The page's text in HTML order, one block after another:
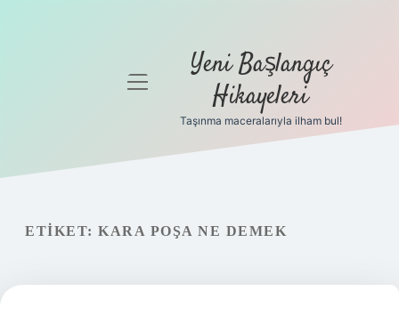
Gizlilik
Yasal Uyarı
Hakkımızda
menüyü
Yeni Başlangıç
Hikayeleri
Taşınma maceralarıyla ilham bul!
ETIKET: KARA POŞA NE DEMEK